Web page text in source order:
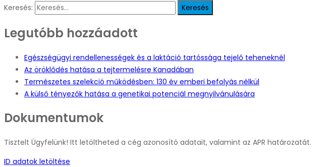
Keresés:
Legutóbb hozzáadott
Egészségügyi rendellenességek és a laktáció tartóssága tejelő teheneknél
Az öröklődés hatása a tejtermelésre Kanadában
Természetes szelekció működésben: 130 év emberi befolyás nélkül
A külső tényezők hatása a genetikai potenciál megnyilvánulására
Dokumentumok
Tisztelt Ügyfelünk! Itt letöltheted a cég azonosító adatait, valamint az APR határozatát.
ID adatok letöltése